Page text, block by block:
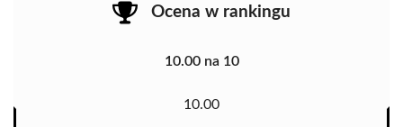
Ocena w rankingu
10.00 na 10
10.00